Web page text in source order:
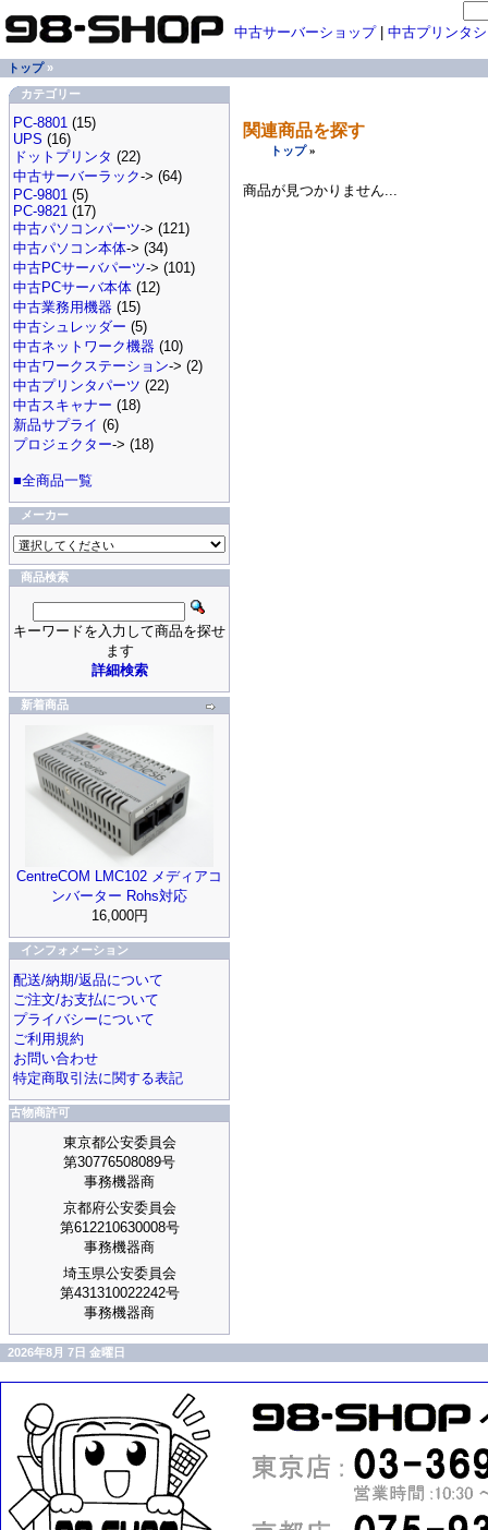
関連商品を探す
トップ»
商品が見つかりません...
中古サーバーショップ| 中古プリンタ
トップ»
カテゴリー
PC-8801 (15)
UPS (16)
ドットプリンタ (22)
中古サーバーラック-> (64)
PC-9801 (5)
PC-9821 (17)
中古パソコンパーツ-> (121)
中古パソコン本体-> (34)
中古PCサーバパーツ-> (101)
中古PCサーバ本体 (12)
中古業務用機器 (15)
中古シュレッダー (5)
中古ネットワーク機器 (10)
中古ワークステーション-> (2)
中古プリンタパーツ (22)
中古スキャナー (18)
新品サプライ (6)
プロジェクター-> (18)
■全商品一覧
メーカー
商品検索
キーワードを入力して商品を探せ
ます
詳細検索
新着商品
CentreCOM LMC102 メディアコ
ンバーター Rohs対応
16,000円
インフォメーション
配送/納期/返品について
ご注文/お支払について
プライバシーについて
ご利用規約
お問い合わせ
特定商取引法に関する表記
古物商許可
東京都公安委員会
第30776508089号
事務機器商
京都府公安委員会
第612210630008号
事務機器商
埼玉県公安委員会
第431310022242号
事務機器商
2026年8月 7日 金曜日